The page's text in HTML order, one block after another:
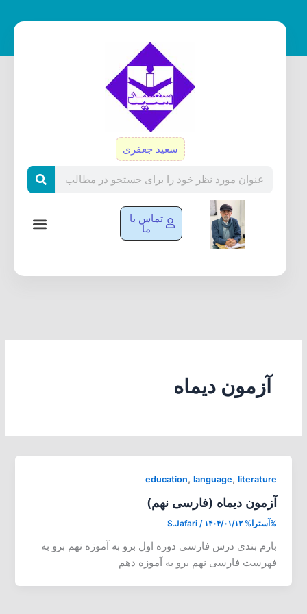
سعید جعفری
تماس با
ما
آزمون دیماه
education, language, literature
آزمون دیماه (فارسی نهم)
%آسترا% S.Jafari / ۱۴۰۴/۰۱/۱۲
بارم بندی درس فارسی دوره اول برو به آموزه نهم برو به
فهرست فارسی نهم برو به آموزه دهم